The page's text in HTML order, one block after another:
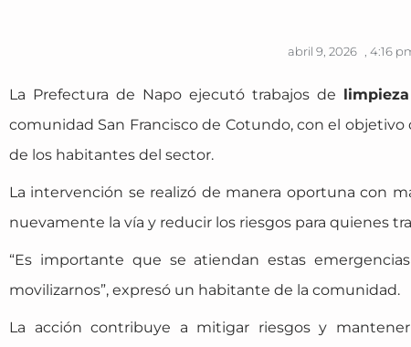
abril 9, 2026 4:16
La Prefectura de Napo ejecutó trabajos de
comunidad San Francisco de Cotundo, con el
de los habitantes del sector.
La intervención se realizó de manera oportuna con
nuevamente la vía y reducir los riesgos para quienes
“Es importante que se atiendan estas
movilizarnos”, expresó un habitante de la comunidad.
La acción contribuye a mitigar riesgos y